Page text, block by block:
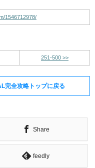
1546712978/
251-500 >>
完全攻略トップに戻る
Share
feedly